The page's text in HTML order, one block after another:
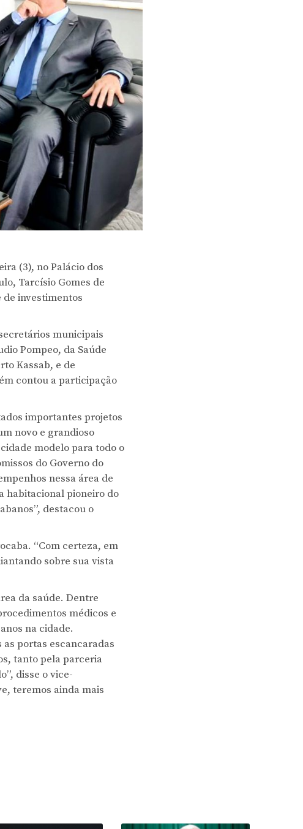
(3), no Palácio dos
Tarcísio Gomes de
investimentos
municipais
Pompeo, da Saúde
Kassab, e de
contou a participação
importantes projetos
novo e grandioso
modelo para todo o
do Governo do
nessa área de
habitacional pioneiro do
destacou o
“Com certeza, em
sobre sua vista
da saúde. Dentre
médicos e
na cidade.
as portas escancaradas
tanto pela parceria
disse o vice-
teremos ainda mais